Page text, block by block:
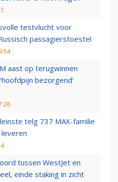
testvlucht voor
passagierstoestel
aast op terugwinnen
bezorgend’
telg 737 MAX-familie
tussen WestJet en
einde staking in zicht